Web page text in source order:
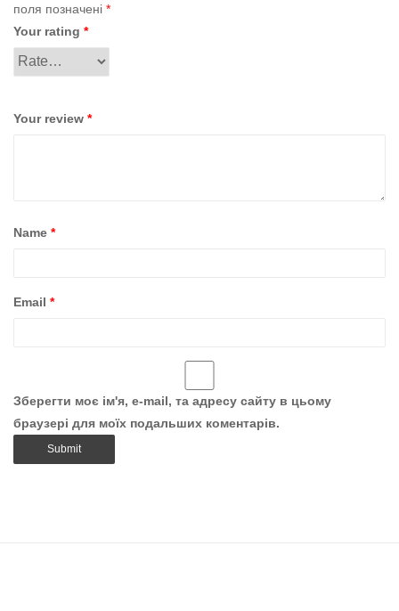
поля позначені *
Your rating *
Your review *
Name *
Email *
Зберегти моє ім'я, e-mail, та адресу сайту в цьому
браузері для моїх подальших коментарів.